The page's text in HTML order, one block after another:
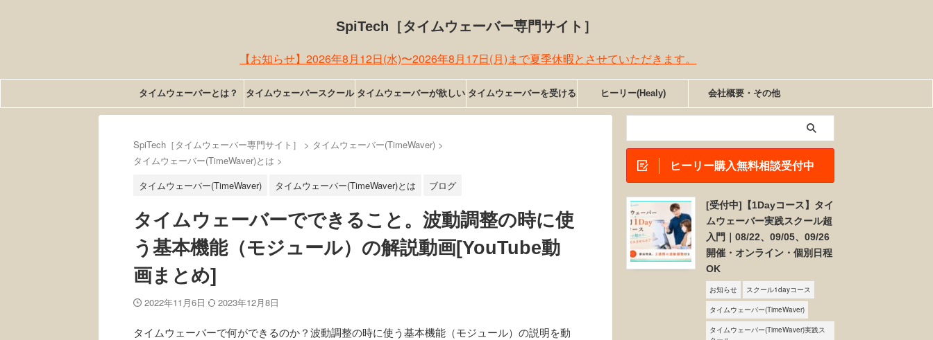
SpiTech［タイムウェーバー専門サイト］
【お知らせ】2026年8月12日(水)〜2026年8月17日(月)まで夏季休暇とさせていただきます。
タイムウェーバーとは？ タイムウェーバースクール タイムウェーバーが欲しい タイムウェーバーを受ける ヒーリー(Healy) 会社概要・その他
SpiTech［タイムウェーバー専門サイト］ > タイムウェーバー(TimeWaver) >
タイムウェーバー(TimeWaver)とは >
タイムウェーバー(TimeWaver)
タイムウェーバー(TimeWaver)とは ブログ
タイムウェーバーでできること。波動調整の時に使
う基本機能（モジュール）の解説動画[YouTube動
画まとめ]
2022年11月6日 2023年12月8日
タイムウェーバーで何ができるのか？波動調整の時に使う基本機能（モジュール）の説明を動
ヒーリー購入無料相談受付中
[受付中]【1Dayコース】タイ
ムウェーバー実践スクール超
入門｜08/22、09/05、09/26
開催・オンライン・個別日程
OK
お知らせ スクール1dayコース
タイムウェーバー(TimeWaver)
タイムウェーバー(TimeWaver)実践ス